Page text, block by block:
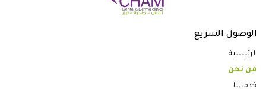
الوصول السريع
الرئيسية
من نحن
خدماتنا